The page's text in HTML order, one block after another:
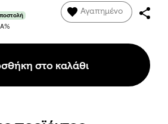
Αγαπημένο
στο καλάθι